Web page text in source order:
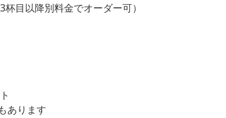
目以降別料金でオーダー可）
あります